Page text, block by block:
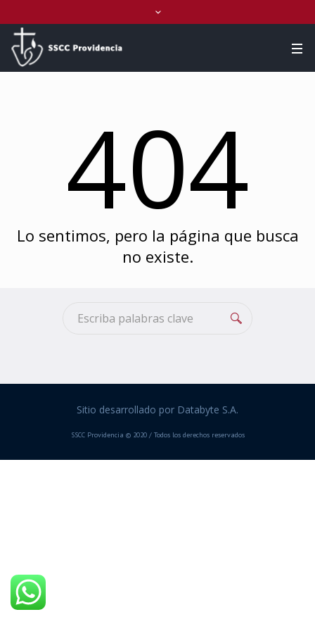
404
Lo sentimos, pero la página que busca
no existe.
Sitio desarrollado por Databyte S.A.
SSCC Providencia © 2020 / Todos los derechos reservados